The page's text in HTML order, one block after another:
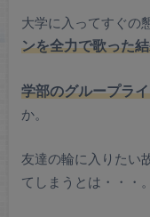
大学に入ってすぐの
ンを全力で歌った
学部のグループラ
か。
友達の輪に入りたい
てしまうとは ・・・。